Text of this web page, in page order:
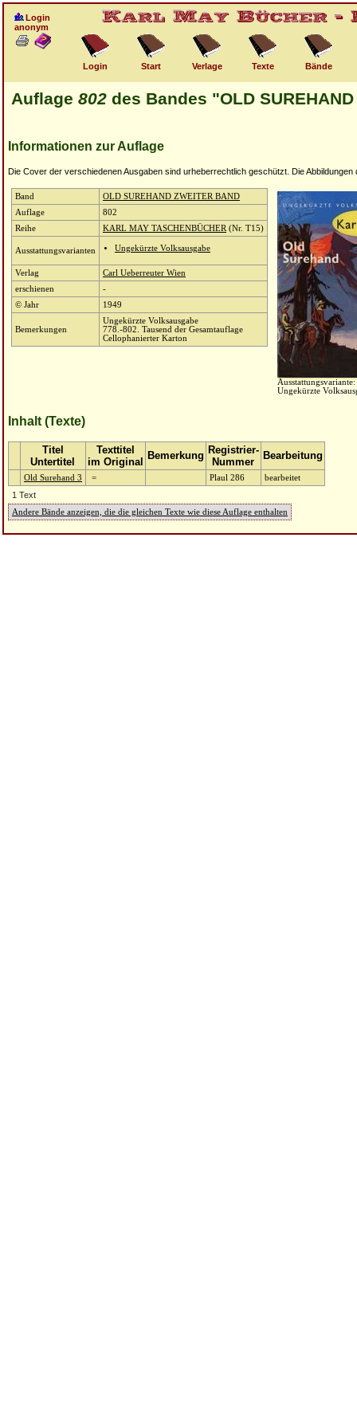
Login
anonym
Login Start Verlage Texte Bände
Auflage 802 des Bandes "OLD
Informationen zur Auflage
Die Cover der verschiedenen Ausgaben sind urheberrechtlich geschützt. Die Abbildungen
Band
OLD SUREHAND ZWEITER BAND
Auflage
802
Reihe
KARL MAY TASCHENBÜCHER (Nr. T15)
Ausstattungsvarianten Ungekürzte Volksausgabe
Verlag
Carl Ueberreuter Wien
erschienen
-
© Jahr
1949
Bemerkungen
Ungekürzte Volksausgabe
778.-802. Tausend der Gesamtauflage
Cellophanierter Karton
Ausstattungsvariante:
Ungekürzte
Inhalt (Texte)
Titel
Untertitel
Texttitel
im Original
Bemerkung Registrier-
Nummer
Bearbeitung
Old Surehand 3 = Plaul 286 bearbeitet
1 Text
Andere Bände anzeigen, die die gleichen Texte wie diese Auflage enthalten